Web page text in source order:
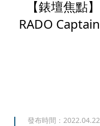
【錶壇焦點
RADO
發布時間：